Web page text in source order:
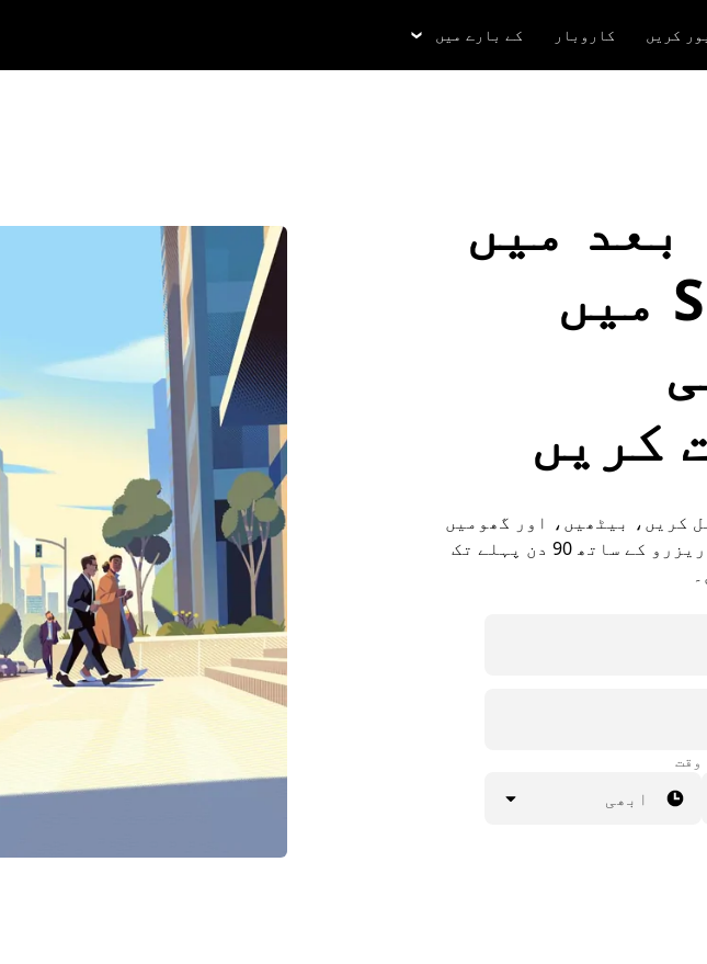
کریں کاروبار کے بارے میں
بعد میں
Silonijan میں
کریں
کریں، بیٹھیں، اور گھومیں
پھریںSilonijan۔ یا Uber ریزرو کے ساتھ 90 دن پہلے تک
وقت
ابھی